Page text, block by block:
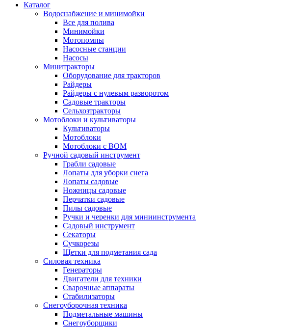
Каталог
Водоснабжение и минимойки
Все для полива
Минимойки
Мотопомпы
Насосные станции
Насосы
Минитракторы
Оборудование для тракторов
Райдеры
Райдеры с нулевым разворотом
Садовые тракторы
Сельхозтракторы
Мотоблоки и культиваторы
Культиваторы
Мотоблоки
Мотоблоки с ВОМ
Ручной садовый инструмент
Грабли садовые
Лопаты для уборки снега
Лопаты садовые
Ножницы садовые
Перчатки садовые
Пилы садовые
Ручки и черенки для миниинструмента
Садовый инструмент
Секаторы
Сучкорезы
Щетки для подметания сада
Силовая техника
Генераторы
Двигатели для техники
Сварочные аппараты
Стабилизаторы
Снегоуборочная техника
Подметальные машины
Снегоуборщики